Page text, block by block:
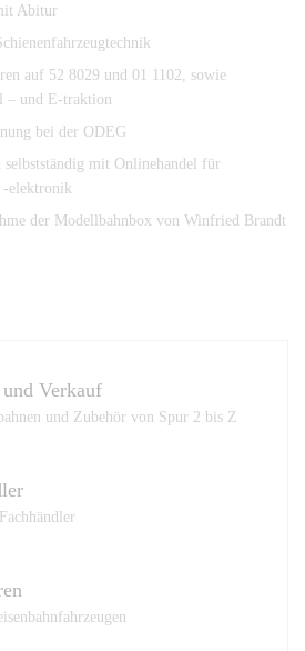
Abitur
auf 52 8029 und 01 1102, sowie
– und E-traktion
bei der ODEG
selbstständig mit Onlinehandel für
-elektronik
der Modellbahnbox von Winfried Brandt
Verkauf
und Zubehör von Spur 2 bis Z